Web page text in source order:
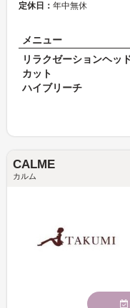
定休日： 年中無休
メニュー
リラクゼーションヘッ
カット
ハイブリーチ
CALME
カルム